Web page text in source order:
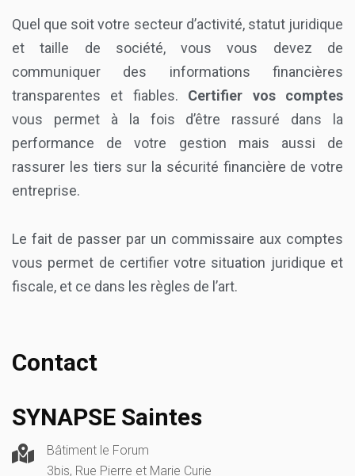
Quel que soit votre secteur d’activité, statut juridique
et taille de société, vous vous devez de
communiquer des informations financières
transparentes et fiables. Certifier vos comptes
vous permet à la fois d’être rassuré dans la
performance de votre gestion mais aussi de
rassurer les tiers sur la sécurité financière de votre
entreprise.
Le fait de passer par un commissaire aux comptes
vous permet de certifier votre situation juridique et
fiscale, et ce dans les règles de l’art.
Contact
SYNAPSE Saintes
Bâtiment le Forum
3bis, Rue Pierre et Marie Curie